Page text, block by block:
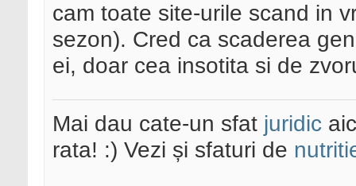
cam toate site-urile scand in
sezon). Cred ca scaderea
ei, doar cea insotita si de
Mai dau cate-un sfat juridic
rata! :) Vezi și sfaturi de